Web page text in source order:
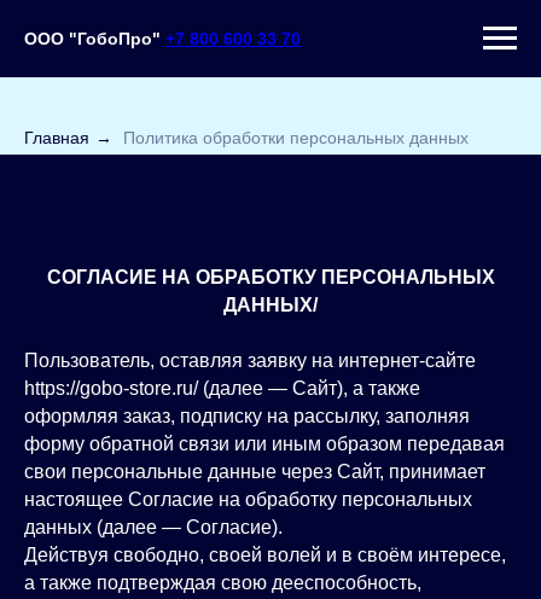
ООО "ГобоПро" +7 800 600 33 70
Главная → Политика обработки персональных данных
СОГЛАСИЕ НА ОБРАБОТКУ ПЕРСОНАЛЬНЫХ
ДАННЫХ/
Пользователь, оставляя заявку на интернет‑сайте
https://gobo-store.ru/ (далее — Сайт), а также
оформляя заказ, подписку на рассылку, заполняя
форму обратной связи или иным образом передавая
свои персональные данные через Сайт, принимает
настоящее Согласие на обработку персональных
данных (далее — Согласие).
Действуя свободно, своей волей и в своём интересе,
а также подтверждая свою дееспособность,